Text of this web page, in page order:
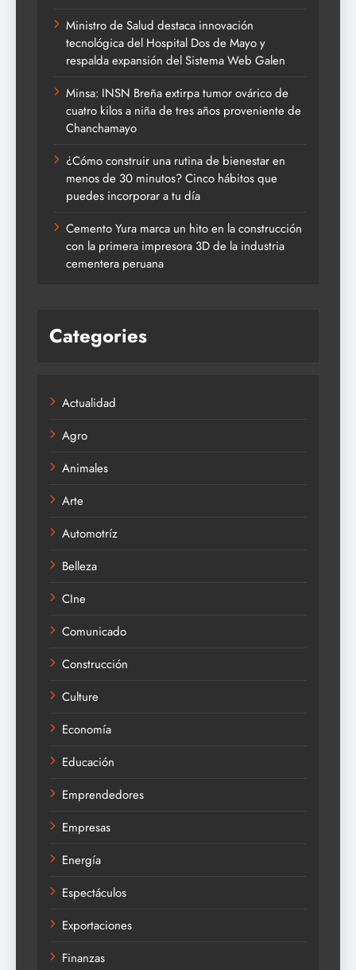
Ministro de Salud destaca innovación
tecnológica del Hospital Dos de Mayo y
respalda expansión del Sistema Web Galen
Minsa: INSN Breña extirpa tumor ovárico de
cuatro kilos a niña de tres años proveniente de
Chanchamayo
¿Cómo construir una rutina de bienestar en
menos de 30 minutos? Cinco hábitos que
puedes incorporar a tu día
Cemento Yura marca un hito en la construcción
con la primera impresora 3D de la industria
cementera peruana
Categories
Actualidad
Agro
Animales
Arte
Automotríz
Belleza
CIne
Comunicado
Construcción
Culture
Economía
Educación
Emprendedores
Empresas
Energía
Espectáculos
Exportaciones
Finanzas